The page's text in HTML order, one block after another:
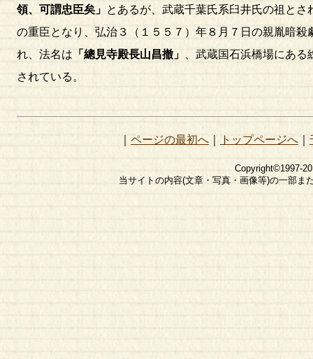
領、可謂忠臣矣」 とあるが、武蔵千葉氏系臼井氏の祖とさ
の重臣となり、弘治３（１５５７）年８月７日の親胤暗
れ、法名は 「總見寺殿長山昌撤」 、武蔵国石浜橋場にある
されている。
ページの最初へ トップページへ
Copyright©1997-
当サイトの内容(文章・写真・画像等)の一部ま